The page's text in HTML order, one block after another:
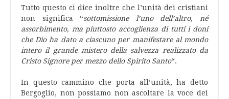
Tutto questo ci dice inoltre che l’unità dei cristiani
non significa “sottomissione l’uno dell’altro, né
assorbimento, ma piuttosto accoglienza di tutti i doni
che Dio ha dato a ciascuno per manifestare al mondo
intero il grande mistero della salvezza realizzato da
Cristo Signore per mezzo dello Spirito Santo“.
In questo cammino che porta all’unità, ha detto
Bergoglio, non possiamo non ascoltare la voce dei